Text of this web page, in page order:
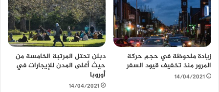
و
ي
ب
زيادة ملحوظة في حجم حركة
المرور منذ تخفيف قيود السفر
14/04/2021
دبلن تحتل المرتبة الخامسة من
حيث أغلى المدن للإيجارات في
أوروبا
14/04/2021